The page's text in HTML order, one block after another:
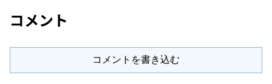
コメント
コメントを書き込む